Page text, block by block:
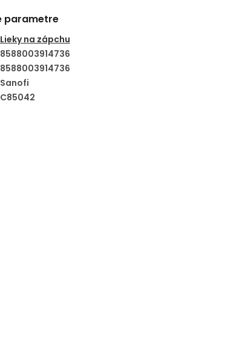
parametre
Lieky na zápchu
8588003914736
8588003914736
Sanofi
C85042